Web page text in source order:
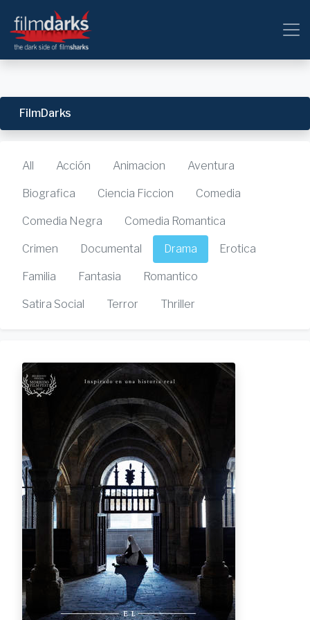
FilmDarks
All Acción Animacion Aventura
Biografica Ciencia Ficcion Comedia
Comedia Negra Comedia Romantica
Crimen Documental Drama Erotica
Familia Fantasia Romantico
Satira Social Terror Thriller